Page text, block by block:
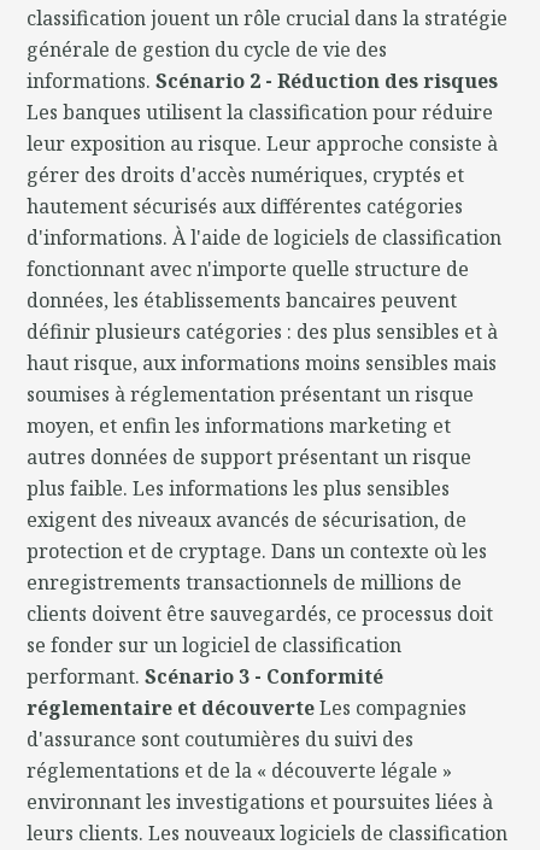
classification jouent un rôle crucial dans la stratégie
générale de gestion du cycle de vie des
informations.Scénario 2 - Réduction des risques
Les banques utilisent la classification pour réduire
leur exposition au risque. Leur approche consiste à
gérer des droits d'accès numériques, cryptés et
hautement sécurisés aux différentes catégories
d'informations. À l'aide de logiciels de classification
fonctionnant avec n'importe quelle structure de
données, les établissements bancaires peuvent
définir plusieurs catégories : des plus sensibles et à
haut risque, aux informations moins sensibles mais
soumises à réglementation présentant un risque
moyen, et enfin les informations marketing et
autres données de support présentant un risque
plus faible. Les informations les plus sensibles
exigent des niveaux avancés de sécurisation, de
protection et de cryptage. Dans un contexte où les
enregistrements transactionnels de millions de
clients doivent être sauvegardés, ce processus doit
se fonder sur un logiciel de classification
performant.Scénario 3 - Conformité
réglementaire et découverteLes compagnies
d'assurance sont coutumières du suivi des
réglementations et de la « découverte légale »
environnant les investigations et poursuites liées à
leurs clients. Les nouveaux logiciels de classification